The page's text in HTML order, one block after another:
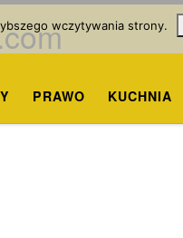
PRAWO KUCHNIA
wczytywania strony.